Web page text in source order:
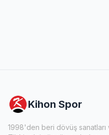
Kihon Spor
1998'den beri dövüş sanatları